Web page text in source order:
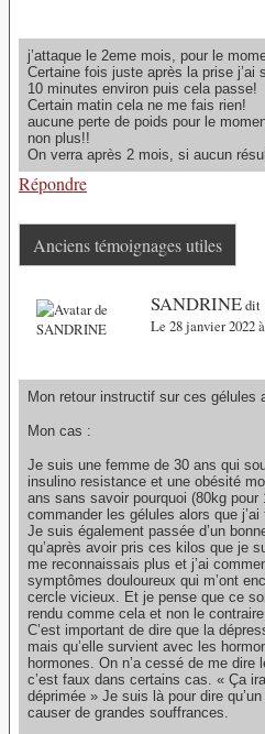
j’attaque le 2eme mois, pour le
Certaine fois juste après la prise j’ai
10 minutes environ puis cela passe!
Certain matin cela ne me fais rien!
aucune perte de poids pour le
non plus!!
On verra après 2 mois, si aucun
Répondre
Anciens témoignages utiles
SANDRINEdit
Le 28 janvier 2022
Mon retour instructif sur ces gélules
Mon cas :
Je suis une femme de 30 ans qui
insulino resistance et une obésité
ans sans savoir pourquoi (80kg pour
commander les gélules alors que
Je suis également passée d’un
qu’après avoir pris ces kilos que je
me reconnaissais plus et j’ai
symptômes douloureux qui m’ont
cercle vicieux. Et je pense que ce
rendu comme cela et non le
C’est important de dire que la
mais qu’elle survient avec les
hormones. On n’a cessé de me
c’est faux dans certains cas. « Ça
déprimée » Je suis là pour dire
causer de grandes souffrances.